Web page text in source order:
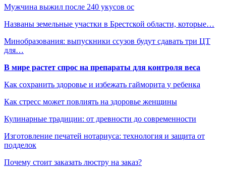
Мужчина выжил после 240 укусов ос
Названы земельные участки в Брестской области, которые…
Минобразования: выпускники ссузов будут сдавать три ЦТ
для…
В мире растет спрос на препараты для контроля веса
Как сохранить здоровье и избежать гайморита у ребенка
Как стресс может повлиять на здоровье женщины
Кулинарные традиции: от древности до современности
Изготовление печатей нотариуса: технология и защита от
подделок
Почему стоит заказать люстру на заказ?